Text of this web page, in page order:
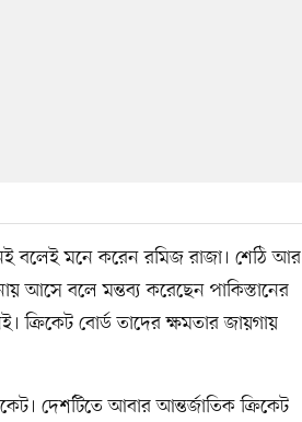
বলেই মনে করেন রমিজ রাজা। শেঠি আর
আসে বলে মন্তব৵ করেছেন পাকিস্তানের
ক্রিকেট বোর্ড তাদের ক্ষমতার জায়গায়
দেশটিতে আবার আন্তর্জাতিক ক্রিকেট